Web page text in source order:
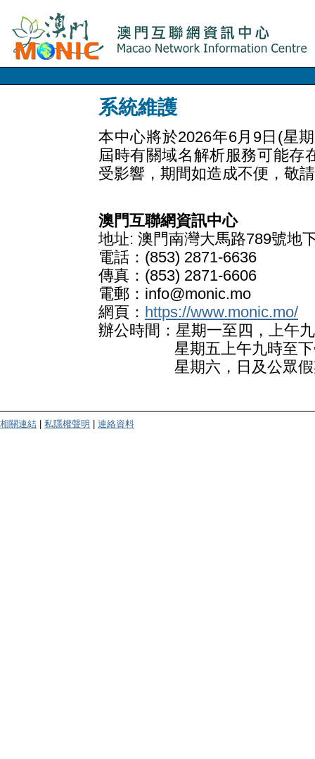
系統維護
本中心將於2026年6月9日(星
屆時有關域名解析服務可能存
受影響，期間如造成不便，敬
澳門互聯網資訊中心
地址: 澳門南灣大馬路789號地
電話：(853) 2871-6636
傳真：(853) 2871-6606
電郵：info@monic.mo
網頁： https://www.monic.mo/
辦公時間：星期一至四，上午
星期五上午九時至下午
星期六，日及公眾假
相關連結 | 私隱權聲明 | 連絡資料